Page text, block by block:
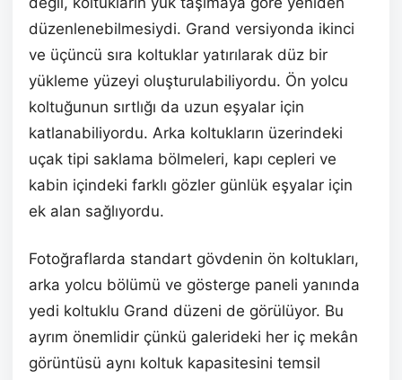
düzenlenebilmesiydi. Grand versiyonda ikinci
ve üçüncü sıra koltuklar yatırılarak düz bir
yükleme yüzeyi oluşturulabiliyordu. Ön yolcu
koltuğunun sırtlığı da uzun eşyalar için
katlanabiliyordu. Arka koltukların üzerindeki
uçak tipi saklama bölmeleri, kapı cepleri ve
kabin içindeki farklı gözler günlük eşyalar için
ek alan sağlıyordu.
Fotoğraflarda standart gövdenin ön koltukları,
arka yolcu bölümü ve gösterge paneli yanında
yedi koltuklu Grand düzeni de görülüyor. Bu
ayrım önemlidir çünkü galerideki her iç mekân
görüntüsü aynı koltuk kapasitesini temsil